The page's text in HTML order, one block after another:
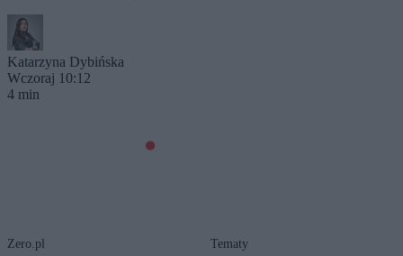
Katarzyna Dybińska
Wczoraj 10:12
4 min
Zero.pl Tematy